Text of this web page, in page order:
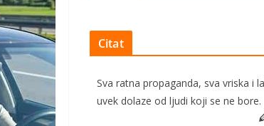
Citat
Sva ratna propaganda, sva vriska i
uvek dolaze od ljudi koji se ne bore.